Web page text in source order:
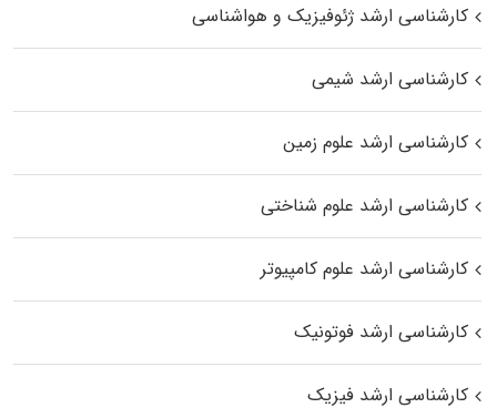
کارشناسی ارشد ژئوفیزیک و هواشناسی
کارشناسی ارشد شیمی
کارشناسی ارشد علوم زمین
کارشناسی ارشد علوم شناختی
کارشناسی ارشد علوم کامپیوتر
کارشناسی ارشد فوتونیک
کارشناسی ارشد فیزیک